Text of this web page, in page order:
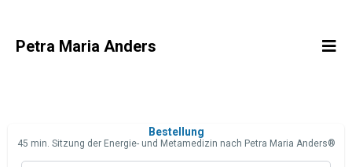
Petra Maria Anders
Bestellung
45 min. Sitzung der Energie- und Metamedizin nach Petra Maria Anders®️